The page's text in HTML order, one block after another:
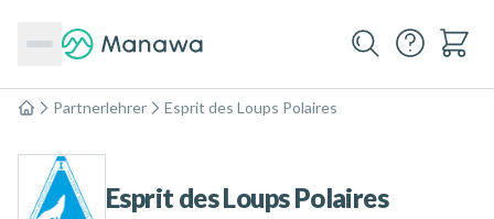
Home
Partnerlehrer Esprit des Loups Polaires
Esprit des Loups Polaires